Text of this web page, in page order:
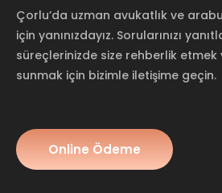
Çorlu’da uzman avukatlık ve
için yanınızdayız. Sorularınızı
süreçlerinizde size rehberlik etmek
sunmak için bizimle iletişime geçin.
Online Ödeme